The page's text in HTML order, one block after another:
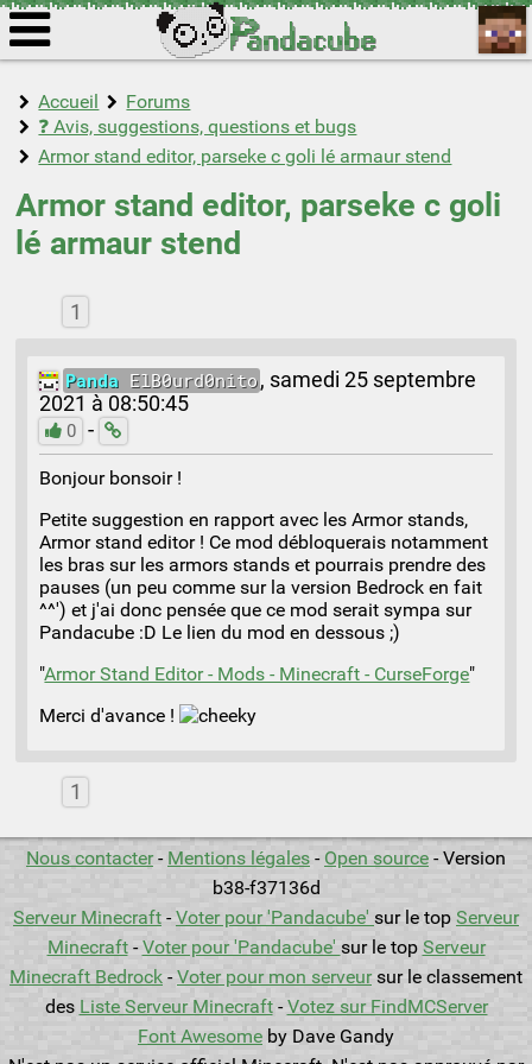
Accueil
Forums
❓ Avis, suggestions, questions et bugs
Armor stand editor, parseke c goli lé armaur stend
Armor stand editor, parseke c goli
lé armaur stend
1
Panda ElB0urd0nito, samedi 25 septembre
2021 à 08:50:45
0 -
Bonjour bonsoir !
Petite suggestion en rapport avec les Armor stands,
Armor stand editor ! Ce mod débloquerais notamment
les bras sur les armors stands et pourrais prendre des
pauses (un peu comme sur la version Bedrock en fait
^^') et j'ai donc pensée que ce mod serait sympa sur
Pandacube :D Le lien du mod en dessous ;)
"Armor Stand Editor - Mods - Minecraft - CurseForge"
Merci d'avance !
1
Nous contacter - Mentions légales - Open source - Version
b38-f37136d
Serveur Minecraft -Voter pour 'Pandacube' sur le top Serveur
Minecraft-Voter pour 'Pandacube' sur le top Serveur
Minecraft Bedrock -Voter pour mon serveursur le classement
des Liste Serveur Minecraft- Votez sur FindMCServer
Font Awesome by Dave Gandy